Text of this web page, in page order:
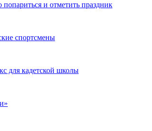
и отметить праздник
спортсмены
для кадетской школы